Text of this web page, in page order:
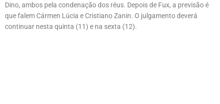
Dino, ambos pela condenação dos réus. Depois de Fux, a previsão é
que falem Cármen Lúcia e Cristiano Zanin. O julgamento deverá
continuar nesta quinta (11) e na sexta (12).